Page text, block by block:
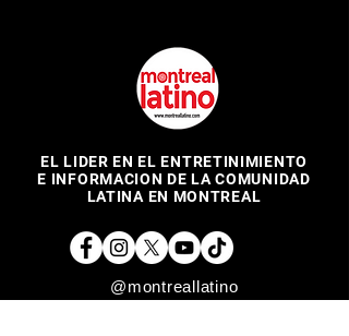
EL LIDER EN EL ENTRETINIMIENTO
E INFORMACION DE LA COMUNIDAD
LATINA EN MONTREAL
@montreallatino